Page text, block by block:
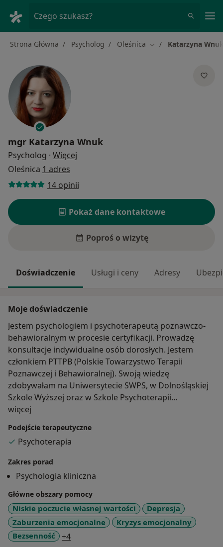
Czego szukasz?
Strona Główna Psycholog Oleśnica Zmień miasto
Katarzyna
mgr Katarzyna Wnuk
Psycholog · Więcej
Oleśnica 1 adres
14 opinii
Pokaż dane kontaktowe
Poproś o wizytę
Doświadczenie Usługi i ceny Adresy
Moje doświadczenie
Jestem psychologiem i psychoterapeutą poznawczo-
behawioralnym w procesie certyfikacji. Prowadzę
konsultacje indywidualne osób dorosłych. Jestem
członkiem PTTPB (Polskie Towarzystwo Terapii
Poznawczej i Behawioralnej). Swoją wiedzę
zdobywałam na Uniwersytecie SWPS, w Dolnośląskiej
Szkole Wyższej oraz w Szkole Psychoterapii
Poznawczo-Behawioralnej Uniwersytetu SWPS pod
kierownictwem dr hab. Agnieszki Popiel i dr Ewy
Pragłowskiej. Stale rozwijam swoje umiejętności
uczestnicząc w licznych warsztatach, konferencjach i
szkoleniach. Specjalizuję się w pracy z osobami w
kryzysie, doświadczającymi lęku, straty, obniżenia
nastroju i samooceny. W pracy korzystam głównie z
metod poznawczo-behawioralnych jednak
dostosowuję narzędzia pracy do pacjentów. Włączam
do swojej pracy metody należące do trzeciej fali (ACT,
DBT). W pracy najważniejsze są dla mnie relacja
terapeutyczna, szukanie nowych metod pomocowych
więcej
Podejście terapeutyczne
Psychoterapia
Zakres porad
Psychologia kliniczna
Główne obszary pomocy
Niskie poczucie własnej wartości
Depresja
Zaburzenia emocjonalne
Kryzys emocjonalny
Bezsenność
+4a11y_sr_more_diseases